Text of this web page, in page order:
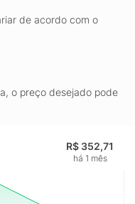
de acordo com o
o preço desejado pode
R$ 352,71
há 1 mês